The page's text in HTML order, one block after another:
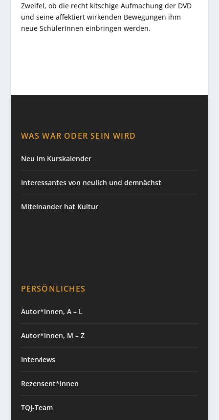
Zweifel, ob die recht kitschige Aufmachung der DVD
und seine affektiert wirkenden Bewegungen ihm
neue SchülerInnen einbringen werden.
WAS WAR ODER SEIN WIRD
Neu im Kurskalender
Interessantes von neulich und demnächst
Miteinander hat Kultur
PERSÖNLICHES
Autor*innen, A – L
Autor*innen, M – Z
Interviews
Rezensent*innen
TQJ-Team